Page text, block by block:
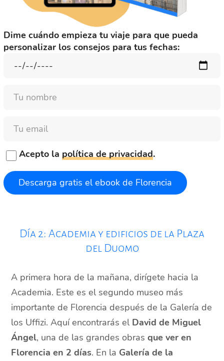
Dime cuándo empieza tu viaje para que pueda
personalizar los consejos para tus fechas:
Nombre
Email
Acepto la política de privacidad.
Día 2: Academia y edificios de la Plaza
del Duomo
A primera hora de la mañana, dirígete hacia la
Academia. Este es el segundo museo más
importante de Florencia después de la Galería de
los Uffizi. Aquí encontrarás el David de Miguel
Ángel, una de las grandes obrasque ver en
Florencia en 2 días. En la Galería de la